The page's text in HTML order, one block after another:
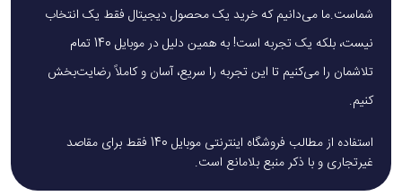
شماست.ما می‌دانیم که خرید یک محصول دیجیتال فقط یک انتخاب
نیست، بلکه یک تجربه است! به همین دلیل در موبایل 140 تمام
تلاشمان را می‌کنیم تا این تجربه را سریع، آسان و کاملاً رضایت‌بخش
کنیم.
استفاده از مطالب فروشگاه اینترنتی موبایل 140 فقط برای مقاصد
غیرتجاری و با ذکر منبع بلامانع است.